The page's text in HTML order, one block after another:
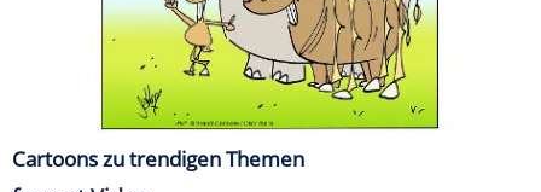
Cartoons zu trendigen Themen